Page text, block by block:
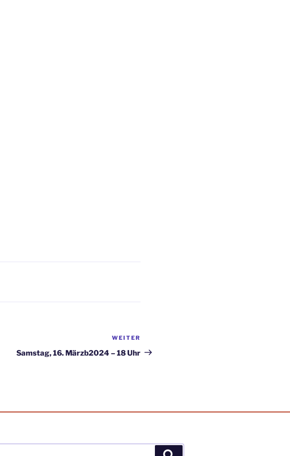
Beitrag
WEITER
Samstag, 16. Märzb2024 – 18 Uhr